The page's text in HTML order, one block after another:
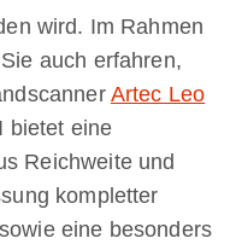
wird. Im Rahmen
auch erfahren,
Artec Leo
bietet eine
Reichweite und
kompletter
eine besonders